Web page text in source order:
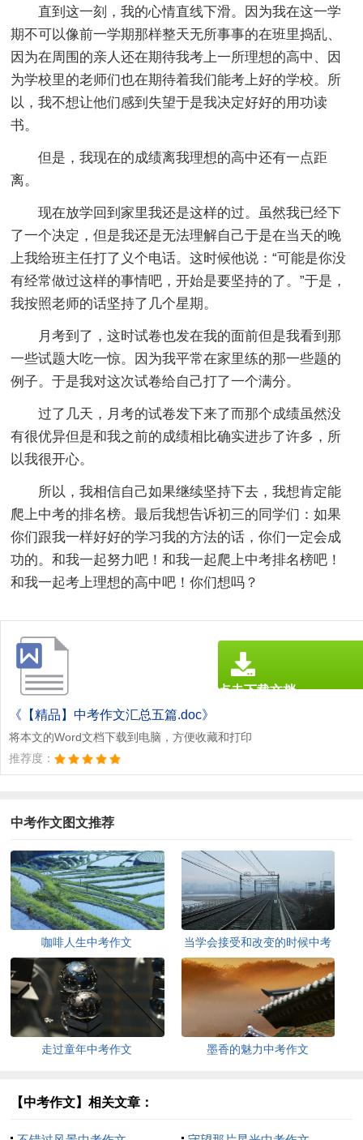
直到这一刻，我的心情直线下滑。因为我在这一学
期不可以像前一学期那样整天无所事事的在班里捣乱、
因为在周围的亲人还在期待我考上一所理想的高中、因
为学校里的老师们也在期待着我们能考上好的学校。所
以，我不想让他们感到失望于是我决定好好的用功读
书。
但是，我现在的成绩离我理想的高中还有一点距
离。
现在放学回到家里我还是这样的过。虽然我已经下
了一个决定，但是我还是无法理解自己于是在当天的晚
上我给班主任打了义个电话。这时候他说：“可能是你没
有经常做过这样的事情吧，开始是要坚持的了。”于是，
我按照老师的话坚持了几个星期。
月考到了，这时试卷也发在我的面前但是我看到那
一些试题大吃一惊。因为我平常在家里练的那一些题的
例子。于是我对这次试卷给自己打了一个满分。
过了几天，月考的试卷发下来了而那个成绩虽然没
有很优异但是和我之前的成绩相比确实进步了许多，所
以我很开心。
所以，我相信自己如果继续坚持下去，我想肯定能
爬上中考的排名榜。最后我想告诉初三的同学们：如果
你们跟我一样好好的学习我的方法的话，你们一定会成
功的。和我一起努力吧！和我一起爬上中考排名榜吧！
和我一起考上理想的高中吧！你们想吗？
《【精品】中考作文汇总五篇.doc》
将本文的Word文档下载到电脑，方便收藏和打印
推荐度：
点击下载文档
中考作文图文推荐
咖啡人生中考作文
当学会接受和改变的时候中考
满分作文
走过童年中考作文 墨香的魅力中考作文
【中考作文】相关文章：